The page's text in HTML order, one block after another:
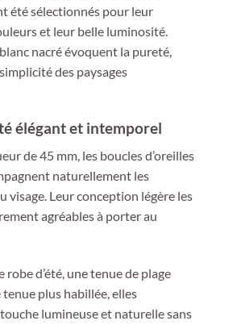
été sélectionnés pour leur
et leur belle luminosité.
nacré évoquent la pureté,
des paysages
élégant et intemporel
de 45 mm, les boucles d’oreilles
naturellement les
visage. Leur conception légère les
agréables à porter au
robe d’été, une tenue de plage
plus habillée, elles
lumineuse et naturelle sans